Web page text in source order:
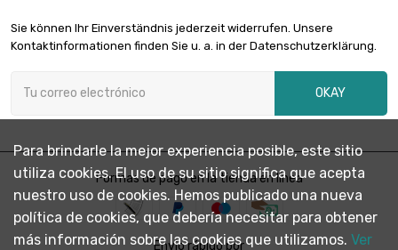
Sie können Ihr Einverständnis jederzeit widerrufen. Unsere
Kontaktinformationen finden Sie u. a. in der Datenschutzerklärung.
OKAY
Formas de pago en la tienda en línea
Envío rápido por
Para brindarle la mejor experiencia posible, este sitio
utiliza cookies. El uso de su sitio significa que acepta
nuestro uso de cookies. Hemos publicado una nueva
política de cookies, que debería necesitar para obtener
más información sobre las cookies que utilizamos. Ver